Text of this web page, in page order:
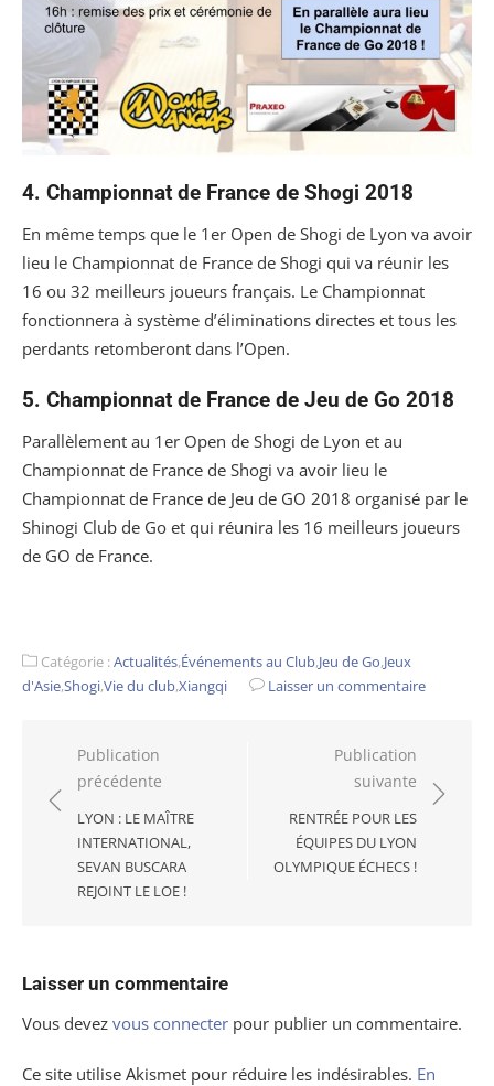
4. Championnat de France de Shogi 2018
En même temps que le 1er Open de Shogi de Lyon va avoir
lieu le Championnat de France de Shogi qui va réunir les
16 ou 32 meilleurs joueurs français. Le Championnat
fonctionnera à système d’éliminations directes et tous les
perdants retomberont dans l’Open.
5. Championnat de France de Jeu de Go 2018
Parallèlement au 1er Open de Shogi de Lyon et au
Championnat de France de Shogi va avoir lieu le
Championnat de France de Jeu de GO 2018 organisé par le
Shinogi Club de Go et qui réunira les 16 meilleurs joueurs
de GO de France.
Catégorie :Actualités,Événements au Club,Jeu de Go,Jeux
d'Asie,Shogi,Vie du club,Xiangqi Laisser un commentaire
Navigation
de
l’article
Publication
précédente
LYON : LE MAÎTRE
INTERNATIONAL,
SEVAN BUSCARA
REJOINT LE LOE !
Publication
suivante
RENTRÉE POUR LES
ÉQUIPES DU LYON
OLYMPIQUE ÉCHECS !
Laisser un commentaire
Vous devez vous connecter pour publier un commentaire.
Ce site utilise Akismet pour réduire les indésirables. En